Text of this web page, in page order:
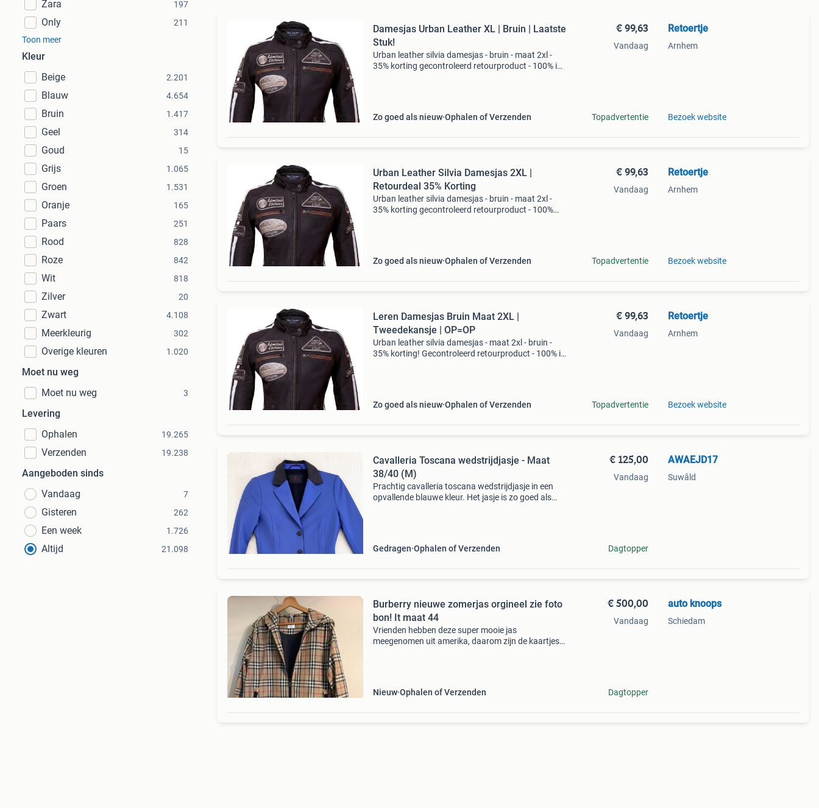
Zara 197
Only
211
Toon meer
Kleur
Beige
2.201
Blauw 4.654
Bruin 1.417
Geel 314
Goud 15
Grijs 1.065
Groen 1.531
Oranje 165
Paars 251
Rood 828
Roze 842
Wit 818
Zilver 20
Zwart 4.108
Meerkleurig 302
Overige kleuren 1.020
Moet nu weg
Moet nu weg
3
Levering
Ophalen
19.265
Verzenden 19.238
Aangeboden sinds
Vandaag
7
Gisteren 262
Een week 1.726
Altijd 21.098
Damesjas Urban Leather XL | Bruin | Laatste
Stuk!
Urban leather silvia damesjas - bruin - maat 2xl -
35% korting gecontroleerd retourproduct - 100% in
Zo goed als nieuw Ophalen of Verzenden
€ 99,63
Vandaag
Topadvertentie
Retoertje
Arnhem
Bezoek website
Urban Leather Silvia Damesjas 2XL |
Retourdeal 35% Korting
Urban leather silvia damesjas - bruin - maat 2xl -
35% korting gecontroleerd retourproduct - 100%
Zo goed als nieuw Ophalen of Verzenden
€ 99,63
Vandaag
Topadvertentie
Retoertje
Arnhem
Bezoek website
Leren Damesjas Bruin Maat 2XL |
Tweedekansje | OP=OP
Urban leather silvia damesjas - maat 2xl - bruin -
35% korting! Gecontroleerd retourproduct - 100% in
Zo goed als nieuw Ophalen of Verzenden
€ 99,63
Vandaag
Topadvertentie
Retoertje
Arnhem
Bezoek website
Cavalleria Toscana wedstrijdjasje - Maat
38/40 (M)
Prachtig cavalleria toscana wedstrijdjasje in een
opvallende blauwe kleur. Het jasje is zo goed als
Gedragen Ophalen of Verzenden
€ 125,00
Vandaag
Dagtopper
AWAEJD17
Suwâld
Burberry nieuwe zomerjas orgineel zie foto
bon! It maat 44
Vrienden hebben deze super mooie jas
meegenomen uit amerika, daarom zijn de kaartjes
Nieuw Ophalen of Verzenden
€ 500,00
Vandaag
Dagtopper
auto knoops
Schiedam